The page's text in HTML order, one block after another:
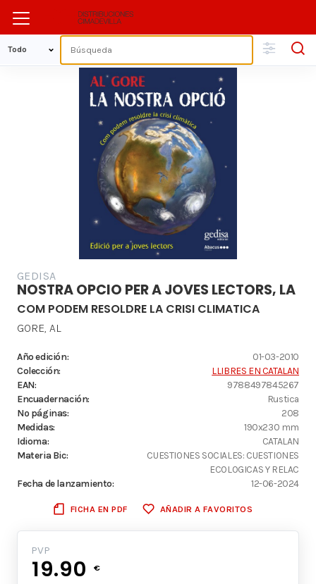
GEDISA
NOSTRA OPCIO PER A JOVES LECTORS, LA
COM PODEM RESOLDRE LA CRISI CLIMATICA
GORE, AL
Año edición:
01-03-2010
Colección:
LLIBRES EN CATALAN
EAN:
9788497845267
Encuadernación:
Rustica
Nº páginas:
208
Medidas:
190x230 mm
Idioma:
CATALAN
Materia Bic:
CUESTIONES SOCIALES: CUESTIONES
ECOLOGICAS Y RELAC
Fecha de lanzamiento:
12-06-2024
FICHA EN PDF AÑADIR A FAVORITOS
PVP
19.90 €